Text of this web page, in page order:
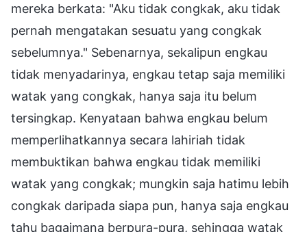
mereka berkata: "Aku tidak congkak, aku tidak
pernah mengatakan sesuatu yang congkak
sebelumnya." Sebenarnya, sekalipun engkau
tidak menyadarinya, engkau tetap saja memiliki
watak yang congkak, hanya saja itu belum
tersingkap. Kenyataan bahwa engkau belum
memperlihatkannya secara lahiriah tidak
membuktikan bahwa engkau tidak memiliki
watak yang congkak; mungkin saja hatimu lebih
congkak daripada siapa pun, hanya saja engkau
tahu bagaimana berpura-pura, sehingga watak